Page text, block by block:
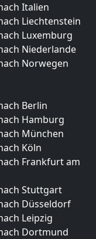
Italien
Liechtenstein
Luxemburg
Niederlande
Norwegen
Berlin
Hamburg
München
Köln
Frankfurt am
Stuttgart
Düsseldorf
Leipzig
Dortmund